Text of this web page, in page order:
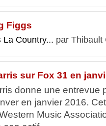
Figgs
La Country... par
sur Fox 31 en
donne une entrevue
en janvier 2016.
Music